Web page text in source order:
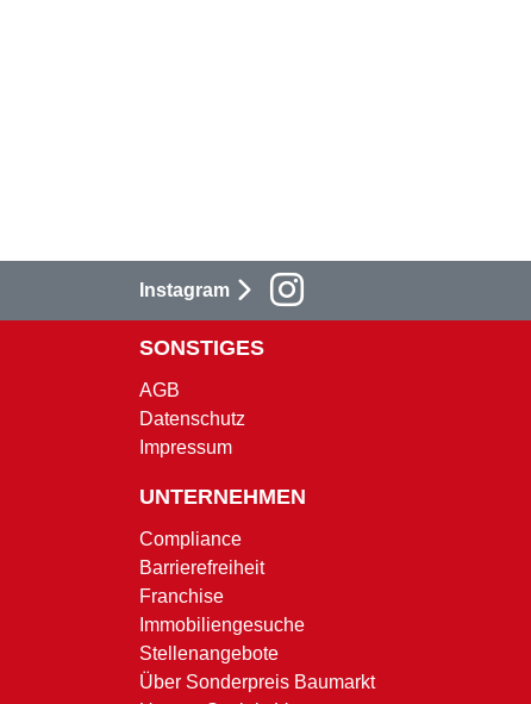
Instagram
SONSTIGES
AGB
Datenschutz
Impressum
UNTERNEHMEN
Compliance
Barrierefreiheit
Franchise
Immobiliengesuche
Stellenangebote
Über Sonderpreis Baumarkt